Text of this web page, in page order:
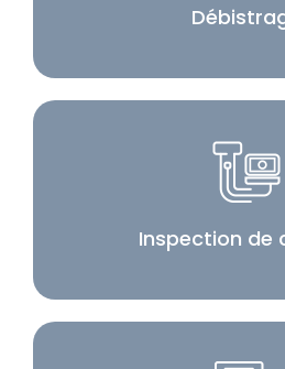
Inspection de